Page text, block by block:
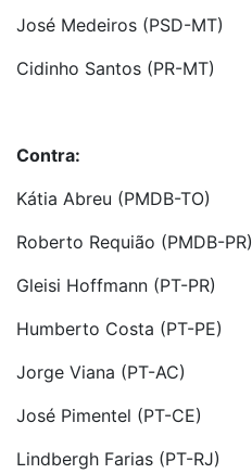
José Medeiros (PSD-MT)
Cidinho Santos (PR-MT)
Contra:
Kátia Abreu (PMDB-TO)
Roberto Requião (PMDB-PR)
Gleisi Hoffmann (PT-PR)
Humberto Costa (PT-PE)
Jorge Viana (PT-AC)
José Pimentel (PT-CE)
Lindbergh Farias (PT-RJ)